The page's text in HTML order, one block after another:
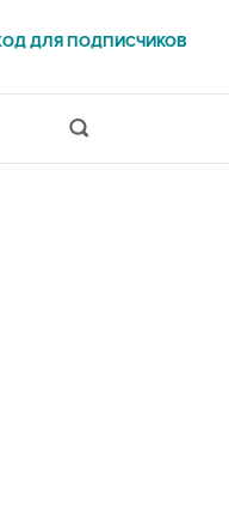
ДЛЯ ПОДПИСЧИКОВ